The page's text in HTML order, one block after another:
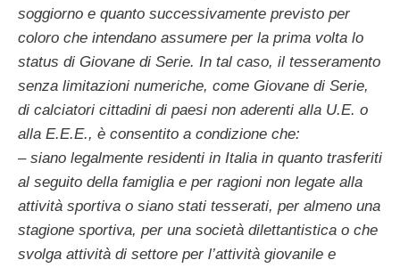
soggiorno e quanto successivamente previsto per
coloro che intendano assumere per la prima volta lo
status di Giovane di Serie. In tal caso, il tesseramento
senza limitazioni numeriche, come Giovane di Serie,
di calciatori cittadini di paesi non aderenti alla U.E. o
alla E.E.E., è consentito a condizione che:
– siano legalmente residenti in Italia in quanto trasferiti
al seguito della famiglia e per ragioni non legate alla
attività sportiva o siano stati tesserati, per almeno una
stagione sportiva, per una società dilettantistica o che
svolga attività di settore per l’attività giovanile e